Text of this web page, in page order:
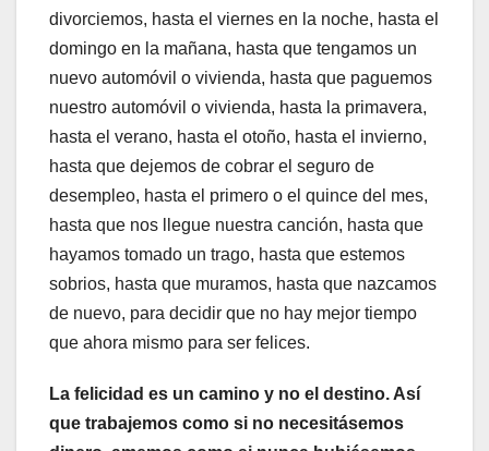
divorciemos, hasta el viernes en la noche, hasta el
domingo en la mañana, hasta que tengamos un
nuevo automóvil o vivienda, hasta que paguemos
nuestro automóvil o vivienda, hasta la primavera,
hasta el verano, hasta el otoño, hasta el invierno,
hasta que dejemos de cobrar el seguro de
desempleo, hasta el primero o el quince del mes,
hasta que nos llegue nuestra canción, hasta que
hayamos tomado un trago, hasta que estemos
sobrios, hasta que muramos, hasta que nazcamos
de nuevo, para decidir que no hay mejor tiempo
que ahora mismo para ser felices.
La felicidad es un camino y no el destino. Así
que trabajemos como si no necesitásemos